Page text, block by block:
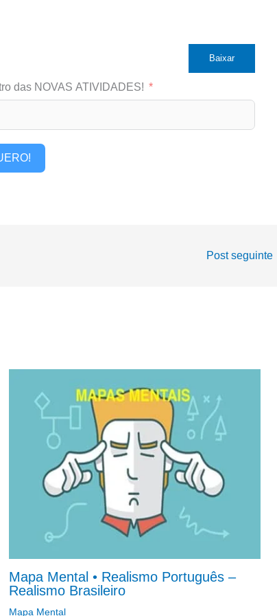
Baixar
das NOVAS ATIVIDADES!
Post seguinte
Mapa Mental • Realismo Português –
Realismo Brasileiro
Mapa Mental